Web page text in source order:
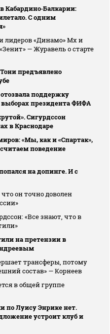
Кабардино‑Балкарии:
С одним
лидеров «Динамо» Мх и
— Журавель о старте
предъявлено
поддержку
президента ФИФА
Сигурдссон
в Краснодаре
«Мы, как и «Спартак»,
поведение
на допинге. И с
он точно доволен
«Все знают, что в
на претензии в
трансферы, потому
состав» — Корнеев
в общей группе
по Луису Энрике нет.
устроит клуб и